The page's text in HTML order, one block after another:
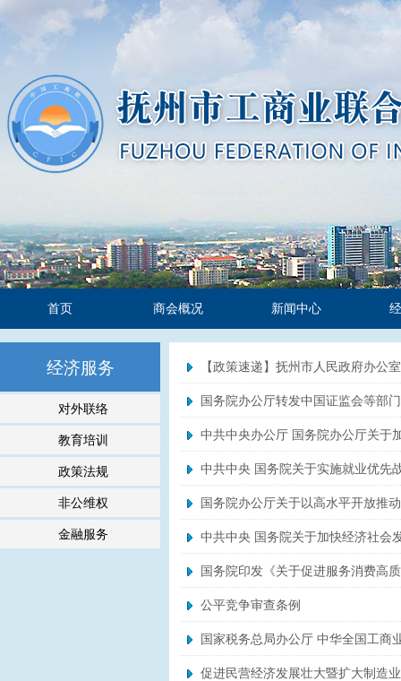
首页 商会概况 新闻中心
经济服务 【政策速递】抚州市人民政府办公
国务院办公厅转发中国证监会等部
中共中央办公厅 国务院办公厅关于
中共中央 国务院关于实施就业优先
国务院办公厅关于以高水平开放推
中共中央 国务院关于加快经济社会
国务院印发《关于促进服务消费高
公平竞争审查条例
国家税务总局办公厅 中华全国工商
促进民营经济发展壮大暨扩大制造
对外联络
教育培训
政策法规
非公维权
金融服务